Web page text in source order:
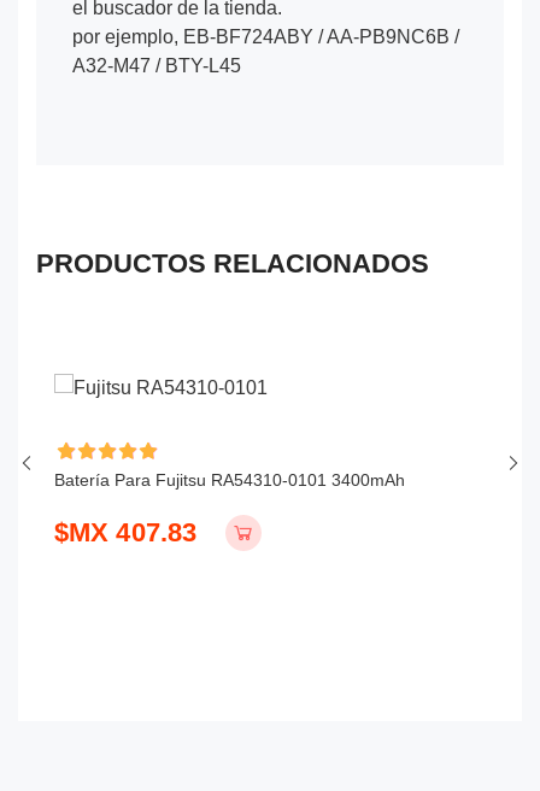
el buscador de la tienda.
por ejemplo, EB-BF724ABY / AA-PB9NC6B /
A32-M47 / BTY-L45
PRODUCTOS RELACIONADOS
Batería Para Fujitsu RA54310-0101 3400mAh
$MX 407.83